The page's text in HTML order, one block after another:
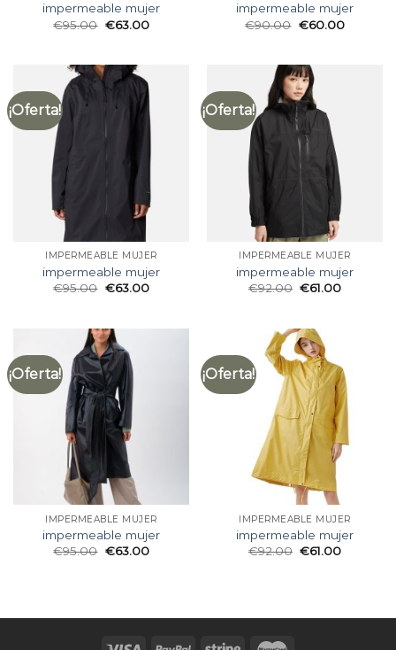
impermeable mujer
€95.00 €63.00
impermeable mujer
€90.00 €60.00
¡Oferta!
IMPERMEABLE MUJER
impermeable mujer
€95.00 €63.00
¡Oferta!
IMPERMEABLE MUJER
impermeable mujer
€92.00 €61.00
¡Oferta!
IMPERMEABLE MUJER
impermeable mujer
€95.00 €63.00
¡Oferta!
IMPERMEABLE MUJER
impermeable mujer
€92.00 €61.00